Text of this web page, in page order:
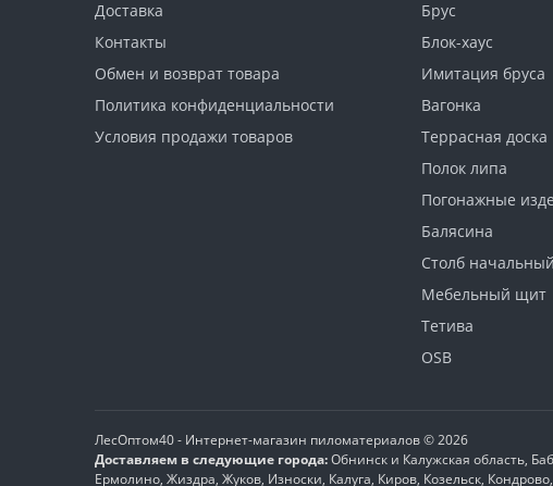
Доставка
Контакты
Обмен и возврат товара
Политика конфиденциальности
Условия продажи товаров
Брус
Блок-хаус
Имитация бруса
Вагонка
Террасная доска
Полок липа
Погонажные
Балясина
Столб начальный
Мебельный щит
Тетива
OSB
ЛесОптом40 - Интернет-магазин пиломатериалов © 2026
Доставляем в следующие города:Обнинск и Калужская область,
Ермолино, Жиздра, Жуков, Износки, Калуга, Киров, Козельск,